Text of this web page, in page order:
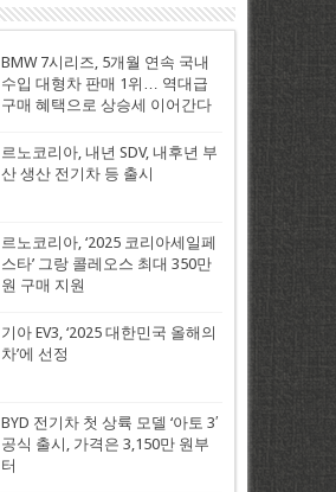
BMW 7시리즈, 5개월 연속 국내
수입 대형차 판매 1위… 역대급
구매 혜택으로 상승세 이어간다
르노코리아, 내년 SDV, 내후년 부
산 생산 전기차 등 출시
르노코리아, ‘2025 코리아세일페
스타’ 그랑 콜레오스 최대 350만
원 구매 지원
기아 EV3, ‘2025 대한민국 올해의
차’에 선정
BYD 전기차 첫 상륙 모델 ‘아토 3′
공식 출시, 가격은 3,150만 원부
터